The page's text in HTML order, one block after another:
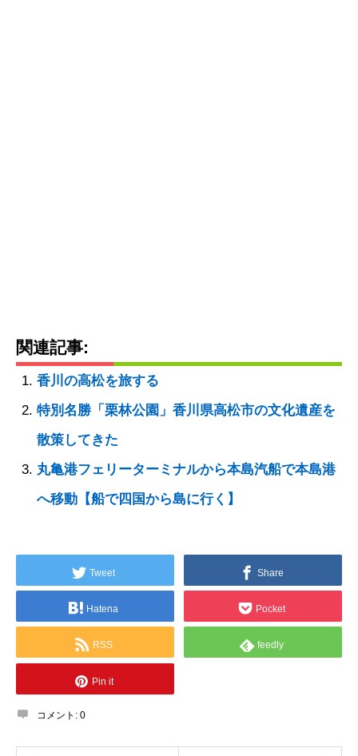
関連記事:
香川の高松を旅する
特別名勝「栗林公園」香川県高松市の文化遺産を
散策してきた
丸亀港フェリーターミナルから本島汽船で本島港
へ移動【船で四国から島に行く】
Tweet Share
Hatena Pocket
RSS feedly
Pin it
コメント: 0